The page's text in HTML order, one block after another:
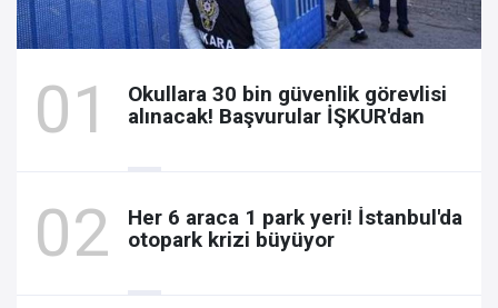
Okullara 30 bin güvenlik görevlisi
alınacak! Başvurular İŞKUR'dan
Her 6 araca 1 park yeri! İstanbul'da
otopark krizi büyüyor